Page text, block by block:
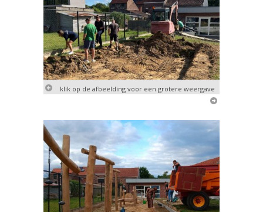
klik op de afbeelding voor een grotere weergave